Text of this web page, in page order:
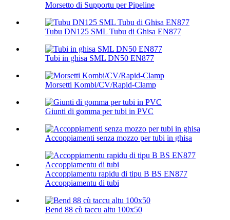
Morsetto di Supportu per Pipeline
Tubu DN125 SML Tubu di Ghisa EN877
Tubi in ghisa SML DN50 EN877
Morsetti Kombi/CV/Rapid-Clamp
Giunti di gomma per tubi in PVC
Accoppiamenti senza mozzo per tubi in ghisa
Accoppiamentu rapidu di tipu B BS EN877
Accoppiamentu di tubi
Bend 88 cù taccu altu 100х50